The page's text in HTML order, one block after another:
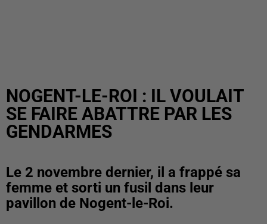
NOGENT-LE-ROI : IL VOULAIT
SE FAIRE ABATTRE PAR LES
GENDARMES
Le 2 novembre dernier, il a frappé sa
femme et sorti un fusil dans leur
pavillon de Nogent-le-Roi.